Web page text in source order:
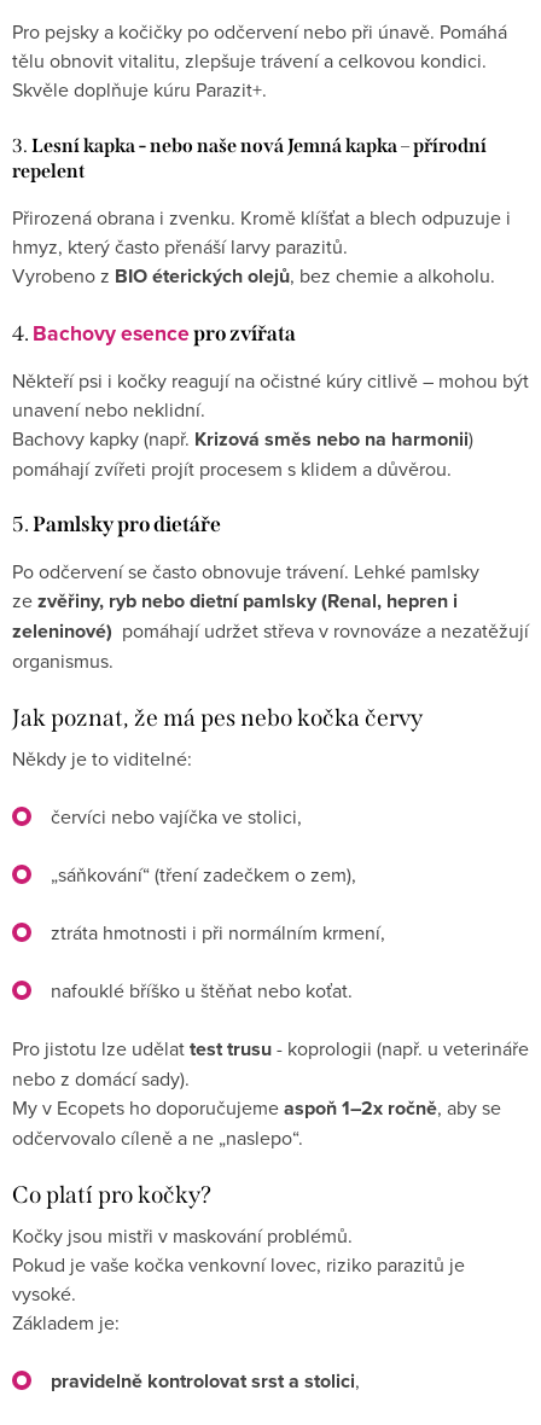
Pro pejsky a kočičky po odčervení nebo při únavě. Pomáhá
tělu obnovit vitalitu, zlepšuje trávení a celkovou kondici.
Skvěle doplňuje kúru Parazit+.
3. Lesní kapka - nebo naše nová Jemná kapka – přírodní
repelent
Přirozená obrana i zvenku. Kromě klíšťat a blech odpuzuje i
hmyz, který často přenáší larvy parazitů.
Vyrobeno z BIO éterických olejů, bez chemie a alkoholu.
4. Bachovy esencepro zvířata
Někteří psi i kočky reagují na očistné kúry citlivě – mohou být
unavení nebo neklidní.
Bachovy kapky (např. Krizová směs nebo na harmonii)
pomáhají zvířeti projít procesem s klidem a důvěrou.
5.Pamlsky pro dietáře
Po odčervení se často obnovuje trávení. Lehké pamlsky
zezvěřiny, ryb nebo dietní pamlsky (Renal, hepren i
zeleninové) pomáhají udržet střeva v rovnováze a nezatěžují
organismus.
Jak poznat, že má pes nebo kočka červy
Někdy je to viditelné:
červíci nebo vajíčka ve stolici,
„sáňkování“ (tření zadečkem o zem),
ztráta hmotnosti i při normálním krmení,
nafouklé bříško u štěňat nebo koťat.
Pro jistotu lze udělattest trusu- koprologii (např. u veterináře
nebo z domácí sady).
My v Ecopets ho doporučujemeaspoň 1–2x ročně, aby se
odčervovalo cíleně a ne „naslepo“.
Co platí pro kočky?
Kočky jsou mistři v maskování problémů.
Pokud je vaše kočka venkovní lovec, riziko parazitů je
vysoké.
Základem je:
pravidelně kontrolovat srst a stolici,